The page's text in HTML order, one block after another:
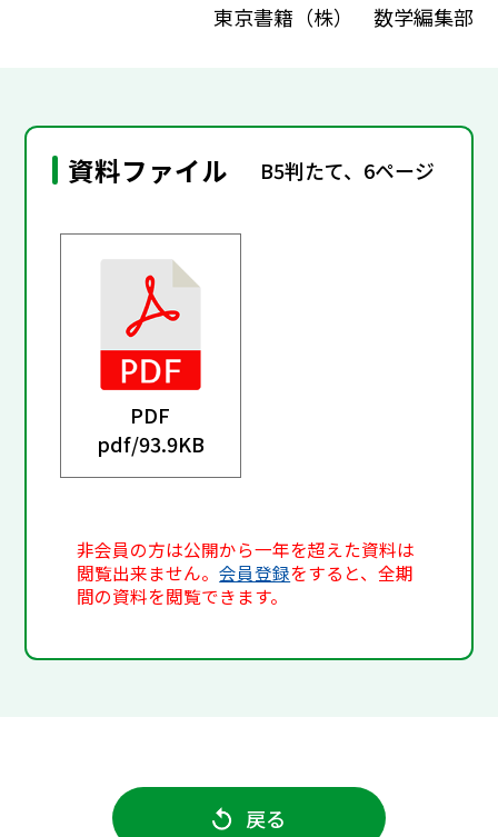
東京書籍（株） 数学編集部
資料ファイル B5判たて、6ページ
PDF
pdf/93.9KB
非会員の方は公開から一年を超えた資料は
閲覧出来ません。会員登録をすると、全期
間の資料を閲覧できます。
戻る